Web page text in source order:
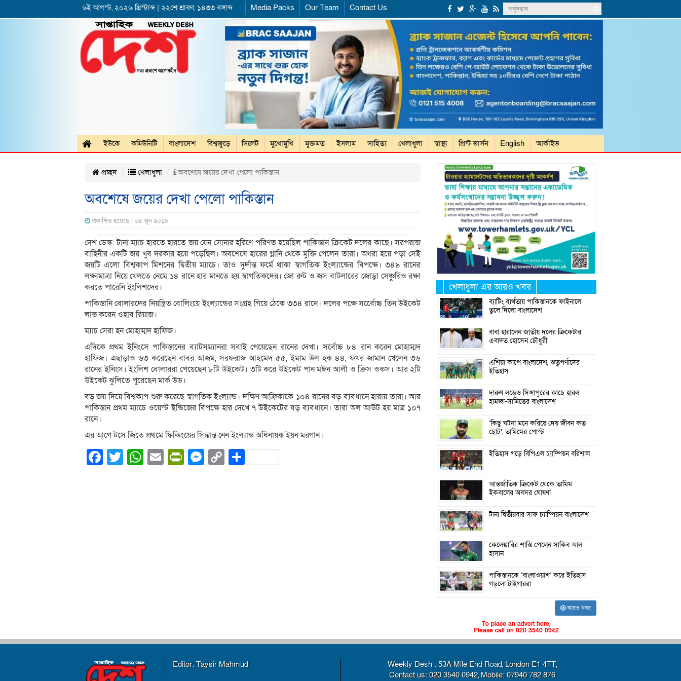
৬ই আগস্ট, ২০২৬ খ্রিস্টাব্দ | ২২শে শ্রাবণ, ১৪৩৩ বঙ্গাব্দ Media Packs Our Team Contact Us
ইউকে কমিউনিটি বাংলাদেশ বিশ্বজুড়ে সিলেট মুখোমুখি মুক্তমত ইসলাম সাহিত্য খেলাধুলা স্বাস্থ্য প্রিন্ট ভার্সন English আর্কাইভ
প্রচ্ছদ খেলাধুলা অবশেষে জয়ের দেখা পেলো পাকিস্তান
অবশেষে জয়ের দেখা পেলো পাকিস্তান
প্রকাশিত হয়েছে : ০৪ জুন ২০১৯
দেশ ডেস্ক: টানা ম্যাচ হারতে হারতে জয় যেন সোনার হরিণে পরিণত হয়েছিল পাকিস্তান ক্রিকেট দলের কাছে। সরপরাজ
বাহিনীর একটি জয় খুব দরকার হয়ে পড়েছিল। অবশেষে হারের গ্লানি থেকে মুক্তি পেলেন তারা। অধরা হয়ে পড়া সেই
জয়টি এলো বিশ্বকাপ মিশনের দ্বিতীয় ম্যাচে। তাও দুর্দান্ত ফর্মে থাকা স্বাগতিক ইংল্যান্ডের বিপক্ষে। ৩৪৯ রানের
লক্ষ্যমাত্রা নিয়ে খেলতে নেমে ১৪ রানে হার মানতে হয় স্বাগতিকদের। জো রুট ও জস বাটলারের জোড়া সেঞ্চুরিও রক্ষা
করতে পারেনি ইংলিশদের।
পাকিস্তানি বোলারদের নিয়ন্ত্রিত বোলিংয়ে ইংল্যান্ডের সংগ্রহ গিয়ে ঠেকে ৩৩৪ রানে। দলের পক্ষে সর্বেোচ্চ তিন উইকেট
লাভ করেন ওহাব রিয়াজ।
ম্যাচ সেরা হন মোহাম্মদ হাফিজ।
এদিকে প্রথম ইনিংসে পাকিস্তানের ব্যাটসম্যানরা সবাই পেয়েছেন রানের দেখা। সর্বোচ্চ ৮৪ রান করেন মোহাম্মদ
হাফিজ। এছাড়াও ৬৩ করেছেন বাবর আজম, সরফরাজ আহমেদ ৫৫, ইমাম উল হক ৪৪, ফখর জামান খেলেন ৩৬
রানের ইনিংস। ইংলিশ বোলাররা পেয়েছেন ৮টি উইকেট। ৩টি করে উইকেট পান মঈন আলী ও ক্রিস ওকস। আর ২টি
উইকেট ঝুলিতে পুরেছেন মার্ক উড।
বড় জয় দিয়ে বিশ্বকাপ শুরু করেছে স্বাগতিক ইংল্যান্ড। দক্ষিণ আফ্রিকাকে ১০৪ রানের বড় ব্যবধানে হারায় তারা। আর
পাকিস্তান প্রথম ম্যাচে ওয়েস্ট ইন্ডিজের বিপক্ষে হার দেখে ৭ উইকেটের বড় ব্যবধানে। তারা অল আউট হয় মাত্র ১০৭
রানে।
এর আগে টসে জিতে প্রথমে ফিল্ডিংয়ের সিদ্ধান্ত নেন ইংল্যান্ড অধিনায়ক ইয়ন মরগান।
Facebook
Twitter
WhatsApp
EmailPrintFriendly
Messenger
CopyShare
খেলাধুলা এর আরও খবর
ব্যাটিং ব্যর্থতায় পাকিস্তানকে ফাইনালে
তুলে দিলো বাংলাদেশ
বাবা হারালেন জাতীয় দলের ক্রিকেটার
এবাদত হোসেন চৌধুরী
এশিয়া কাপে বাংলাদেশ, ঋতুপর্ণাদের
ইতিহাস
দারুণ লড়েও সিঙ্গাপুরের কাছে হারল
হামজা-সামিতের বাংলাদেশ
‘কিছু ঘটনা মনে করিয়ে দেয় জীবন কত
ছোট’, তামিমের পোস্ট
ইতিহাস গড়ে বিপিএল চ্যাম্পিয়ন বরিশাল
আন্তর্জাতিক ক্রিকেট থেকে তামিম
ইকবালের অবসর ঘোষণা
টানা দ্বিতীয়বার সাফ চ্যাম্পিয়ন বাংলাদেশ
কেলেঙ্কারির শাস্তি পেলেন সাকিব আল
হাসান
পাকিস্তানকে ‘বাংলাওয়াশ’ করে ইতিহাস
গড়লো টাইগাররা
আরও খবর
To place an advert here,
Please call on 020 3540 0942
Editor: Taysir Mahmud
Weekly Desh : 53A Mile End Road, London E1 4TT,
Contact us: 020 3540 0942, Mobile: 07940 782 876